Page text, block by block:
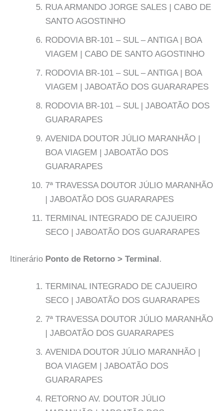
RUA ARMANDO JORGE SALES | CABO DE
SANTO AGOSTINHO
RODOVIA BR-101 – SUL – ANTIGA | BOA
VIAGEM | CABO DE SANTO AGOSTINHO
RODOVIA BR-101 – SUL – ANTIGA | BOA
VIAGEM | JABOATÃO DOS GUARARAPES
RODOVIA BR-101 – SUL | JABOATÃO DOS
GUARARAPES
AVENIDA DOUTOR JÚLIO MARANHÃO |
BOA VIAGEM | JABOATÃO DOS
GUARARAPES
7ª TRAVESSA DOUTOR JÚLIO MARANHÃO
| JABOATÃO DOS GUARARAPES
TERMINAL INTEGRADO DE CAJUEIRO
SECO | JABOATÃO DOS GUARARAPES
Itinerário Ponto de Retorno > Terminal.
TERMINAL INTEGRADO DE CAJUEIRO
SECO | JABOATÃO DOS GUARARAPES
7ª TRAVESSA DOUTOR JÚLIO MARANHÃO
| JABOATÃO DOS GUARARAPES
AVENIDA DOUTOR JÚLIO MARANHÃO |
BOA VIAGEM | JABOATÃO DOS
GUARARAPES
RETORNO AV. DOUTOR JÚLIO